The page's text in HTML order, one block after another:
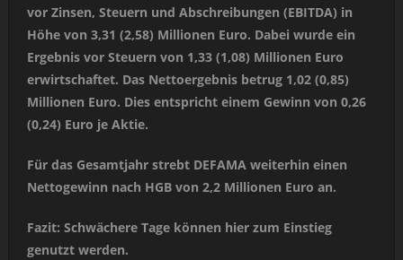
vor Zinsen, Steuern und Abschreibungen (EBITDA) in
Höhe von 3,31 (2,58) Millionen Euro. Dabei wurde ein
Ergebnis vor Steuern von 1,33 (1,08) Millionen Euro
erwirtschaftet. Das Nettoergebnis betrug 1,02 (0,85)
Millionen Euro. Dies entspricht einem Gewinn von 0,26
(0,24) Euro je Aktie.
Für das Gesamtjahr strebt DEFAMA weiterhin einen
Nettogewinn nach HGB von 2,2 Millionen Euro an.
Fazit: Schwächere Tage können hier zum Einstieg
genutzt werden.